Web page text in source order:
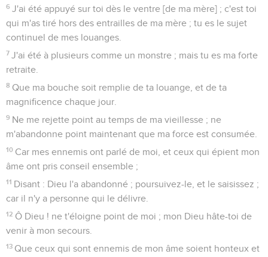
6 J'ai été appuyé sur toi dès le ventre [de ma mère] ; c'est toi
qui m'as tiré hors des entrailles de ma mère ; tu es le sujet
continuel de mes louanges.
7 J'ai été à plusieurs comme un monstre ; mais tu es ma forte
retraite.
8 Que ma bouche soit remplie de ta louange, et de ta
magnificence chaque jour.
9 Ne me rejette point au temps de ma vieillesse ; ne
m'abandonne point maintenant que ma force est consumée.
10 Car mes ennemis ont parlé de moi, et ceux qui épient mon
âme ont pris conseil ensemble ;
11 Disant : Dieu l'a abandonné ; poursuivez-le, et le saisissez ;
car il n'y a personne qui le délivre.
12 Ô Dieu ! ne t'éloigne point de moi ; mon Dieu hâte-toi de
venir à mon secours.
13 Que ceux qui sont ennemis de mon âme soient honteux et